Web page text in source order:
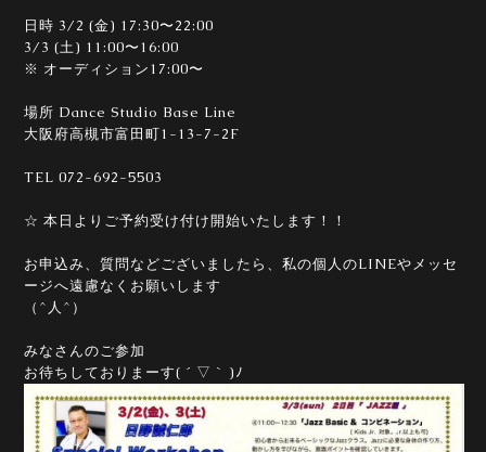
日時 3/2 (金) 17:30〜22:00
3/3 (土) 11:00〜16:00
※ オーディション17:00〜
場所 Dance Studio Base Line
大阪府高槻市富田町1-13-7-2F
TEL 072-692-5503
☆ 本日よりご予約受け付け開始いたします！！
お申込み、質問などございましたら、私の個人のLINEやメッセ
ージへ遠慮なくお願いします
（^人^）
みなさんのご参加
お待ちしておりまーす( ´ ▽ ` )ﾉ